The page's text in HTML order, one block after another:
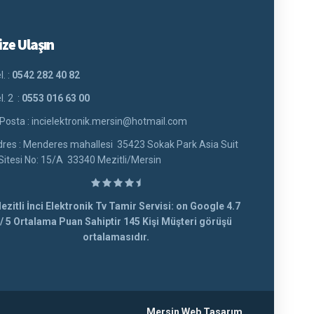
Ulaşın
: 0542 282 40 82
2 : 0553 016 63 00
: incielektronik.mersin@hotmail.com
: Menderes mahallesi 35423 Sokak Park Asia Suit
No: 15/A 33340 Mezitli/Mersin
İnci Elektronik Tv Tamir Servisi: on Google 4.7
/5 Ortalama Puan Sahiptir 145 Kişi Müşteri görüşü
ortalamasıdır.